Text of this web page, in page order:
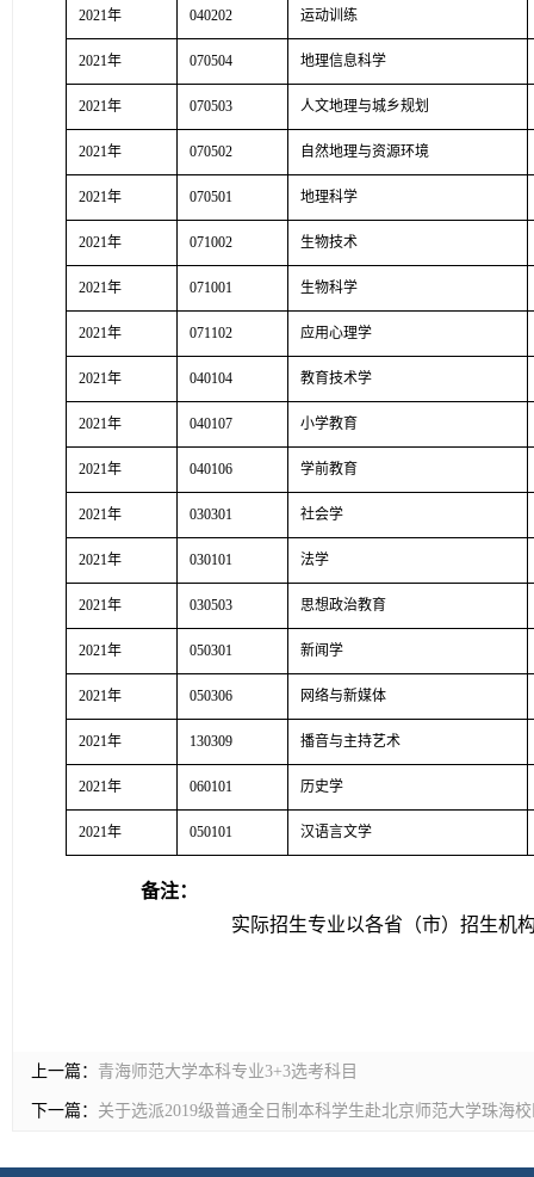
2021年 040202 运动训练
2021年 070504 地理信息科学
2021年 070503 人文地理与城乡规划
2021年 070502 自然地理与资源环境
2021年 070501 地理科学
2021年 071002 生物技术
2021年 071001 生物科学
2021年 071102 应用心理学
2021年 040104 教育技术学
2021年 040107 小学教育
2021年 040106 学前教育
2021年 030301 社会学
2021年 030101 法学
2021年 030503 思想政治教育
2021年 050301 新闻学
2021年 050306 网络与新媒体
2021年 130309 播音与主持艺术
2021年 060101 历史学
2021年 050101 汉语言文学
备注：
实际招生专业以各省（市）招生机
上一篇： 青海师范大学本科专业3+3选考科目
下一篇： 关于选派2019级普通全日制本科学生赴北京师范大学珠海